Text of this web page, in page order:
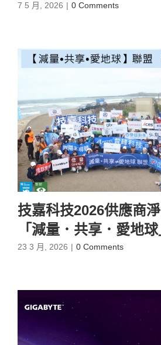
7 5 月, 2026 | 0 Comments
技嘉科技2026供應商
「減量．共享．愛地球
23 3 月, 2026 | 0 Comments